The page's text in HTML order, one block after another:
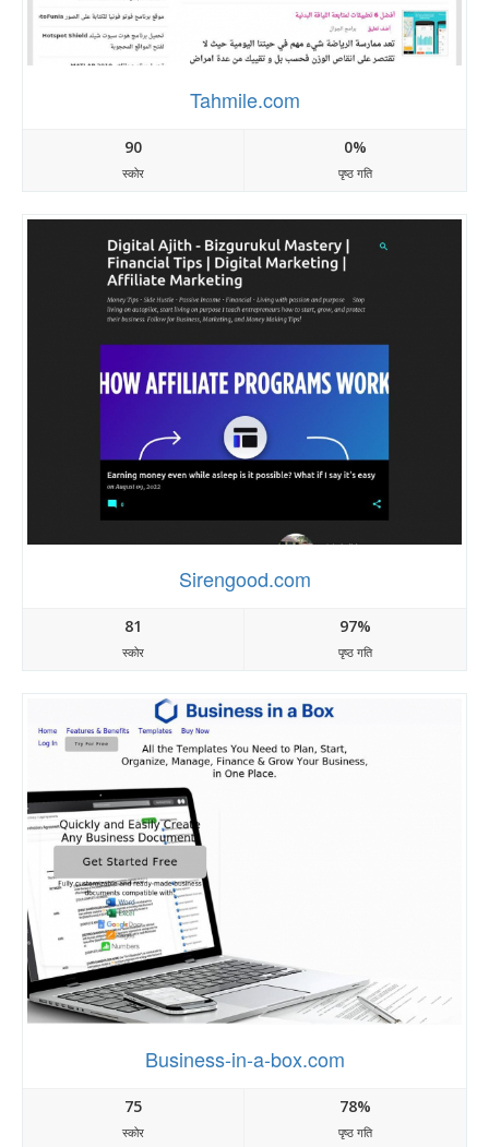
Tahmile.com
90
स्कोर
0%
पृष्ठ गति
Sirengood.com
81
स्कोर
97%
पृष्ठ गति
Business-in-a-box.com
75
स्कोर
78%
पृष्ठ गति